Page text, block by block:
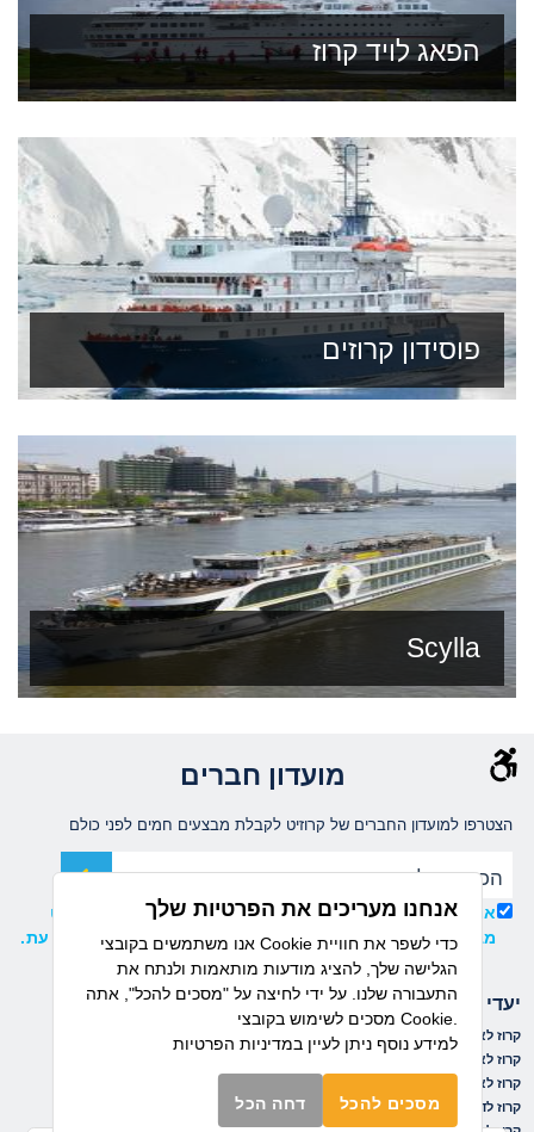
הפאג לויד קרוז
פוסידון קרוזים
Scylla
מועדון חברים
הצטרפו למועדון החברים של קרוזיט לקבלת מבצעים חמים לפני כולם
אני מאשר/ת קבלת עדכונים ומידע שיווקי ממועדון קרוזיט
מבית דיזנהאוז, וידוע לי כי ניתן להסיר את ההרשמה בכל עת.
יעדי הפלגה
קרוז לאיים הקאנריים
קרוז לאיים הקריביים
קרוז לאלסקה
קרוז לדרום אמריקה
קרוז לים התיכון
קרוז לקובה
חברות שייט
אנחנו מעריכים את הפרטיות שלך
אנו משתמשים בקובצי Cookie כדי לשפר את חוויית
הגלישה שלך, להציג מודעות מותאמות ולנתח את
התעבורה שלנו. על ידי לחיצה על "מסכים להכל", אתה
מסכים לשימוש בקובצי Cookie.
למידע נוסף ניתן לעייןבמדיניות הפרטיות
דחה הכל מסכים להכל